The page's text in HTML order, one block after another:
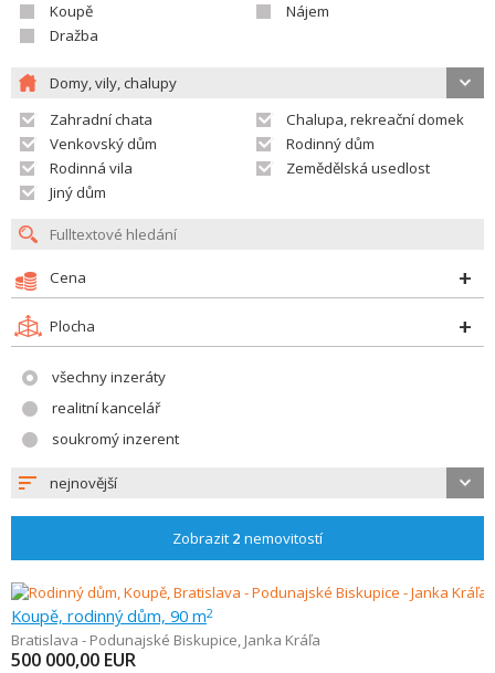
Koupě
Nájem
Dražba
Domy, vily, chalupy
Zahradní chata
Chalupa, rekreační domek
Venkovský dům
Rodinný dům
Rodinná vila
Zemědělská usedlost
Jiný dům
Cena
Plocha
všechny inzeráty
realitní kancelář
soukromý inzerent
nejnovější
Zobrazit 2 nemovitostí
Koupě, rodinný dům, 90 m2
Bratislava - Podunajské Biskupice, Janka Kráľa
500 000,00 EUR